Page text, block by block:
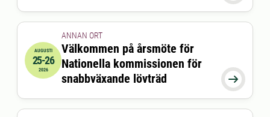
2026-08-25 11:30:00till2026-08-26 13:00:00
AUGUSTI
25-26
2026

ANNAN ORT
Välkommen på årsmöte för
Nationella kommissionen för
snabbväxande lövträd